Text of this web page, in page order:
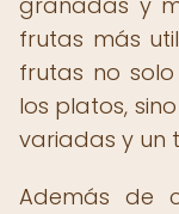
frutas más
frutas no
los platos,
variadas y un
Además de